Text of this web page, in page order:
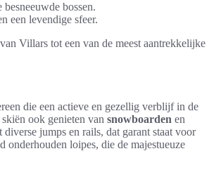
bossen.
een levendige sfeer.
Villars tot een van de meest aantrekkelijke
die een actieve en gezellig verblijf in de
ook genieten van snowboarden en
jumps en rails, dat garant staat voor
loipes, die de majestueuze